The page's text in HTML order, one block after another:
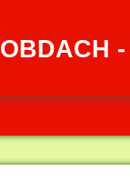
OBDACH